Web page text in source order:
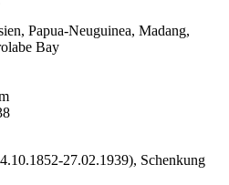
Papua-Neuguinea, Madang,
Bay
27.02.1939), Schenkung